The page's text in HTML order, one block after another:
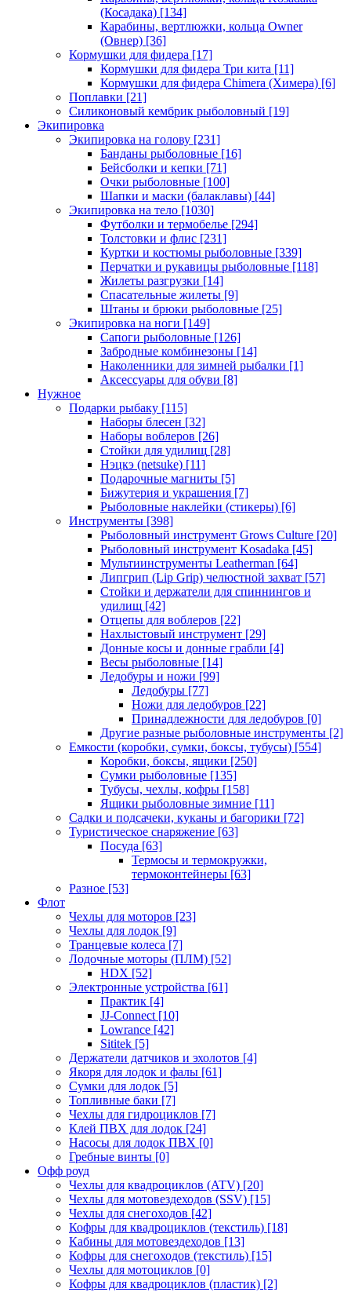
(Косадака) [134]
Карабины, вертлюжки, кольца Owner
(Овнер) [36]
Кормушки для фидера [17]
Кормушки для фидера Три кита [11]
Кормушки для фидера Chimera (Химера) [6]
Поплавки [21]
Силиконовый кембрик рыболовный [19]
Экипировка
Экипировка на голову [231]
Банданы рыболовные [16]
Бейсболки и кепки [71]
Очки рыболовные [100]
Шапки и маски (балаклавы) [44]
Экипировка на тело [1030]
Футболки и термобелье [294]
Толстовки и флис [231]
Куртки и костюмы рыболовные [339]
Перчатки и рукавицы рыболовные [118]
Жилеты разгрузки [14]
Спасательные жилеты [9]
Штаны и брюки рыболовные [25]
Экипировка на ноги [149]
Сапоги рыболовные [126]
Забродные комбинезоны [14]
Наколенники для зимней рыбалки [1]
Аксессуары для обуви [8]
Нужное
Подарки рыбаку [115]
Наборы блесен [32]
Наборы воблеров [26]
Стойки для удилищ [28]
Нэцкэ (netsuke) [11]
Подарочные магниты [5]
Бижутерия и украшения [7]
Рыболовные наклейки (стикеры) [6]
Инструменты [398]
Рыболовный инструмент Grows Culture [20]
Рыболовный инструмент Kosadaka [45]
Мультиинструменты Leatherman [64]
Липгрип (Lip Grip) челюстной захват [57]
Стойки и держатели для спиннингов и
удилищ [42]
Отцепы для воблеров [22]
Нахлыстовый инструмент [29]
Донные косы и донные грабли [4]
Весы рыболовные [14]
Ледобуры и ножи [99]
Ледобуры [77]
Ножи для ледобуров [22]
Принадлежности для ледобуров [0]
Другие разные рыболовные инструменты [2]
Емкости (коробки, сумки, боксы, тубусы) [554]
Коробки, боксы, ящики [250]
Сумки рыболовные [135]
Тубусы, чехлы, кофры [158]
Ящики рыболовные зимние [11]
Садки и подсачеки, куканы и багорики [72]
Туристическое снаряжение [63]
Посуда [63]
Термосы и термокружки,
термоконтейнеры [63]
Разное [53]
Флот
Чехлы для моторов [23]
Чехлы для лодок [9]
Транцевые колеса [7]
Лодочные моторы (ПЛМ) [52]
HDX [52]
Электронные устройства [61]
Практик [4]
JJ-Connect [10]
Lowrance [42]
Sititek [5]
Держатели датчиков и эхолотов [4]
Якоря для лодок и фалы [61]
Сумки для лодок [5]
Топливные баки [7]
Чехлы для гидроциклов [7]
Клей ПВХ для лодок [24]
Насосы для лодок ПВХ [0]
Гребные винты [0]
Офф роуд
Чехлы для квадроциклов (ATV) [20]
Чехлы для мотовездеходов (SSV) [15]
Чехлы для снегоходов [42]
Кофры для квадроциклов (текстиль) [18]
Кабины для мотовездеходов [13]
Кофры для снегоходов (текстиль) [15]
Чехлы для мотоциклов [0]
Кофры для квадроциклов (пластик) [2]